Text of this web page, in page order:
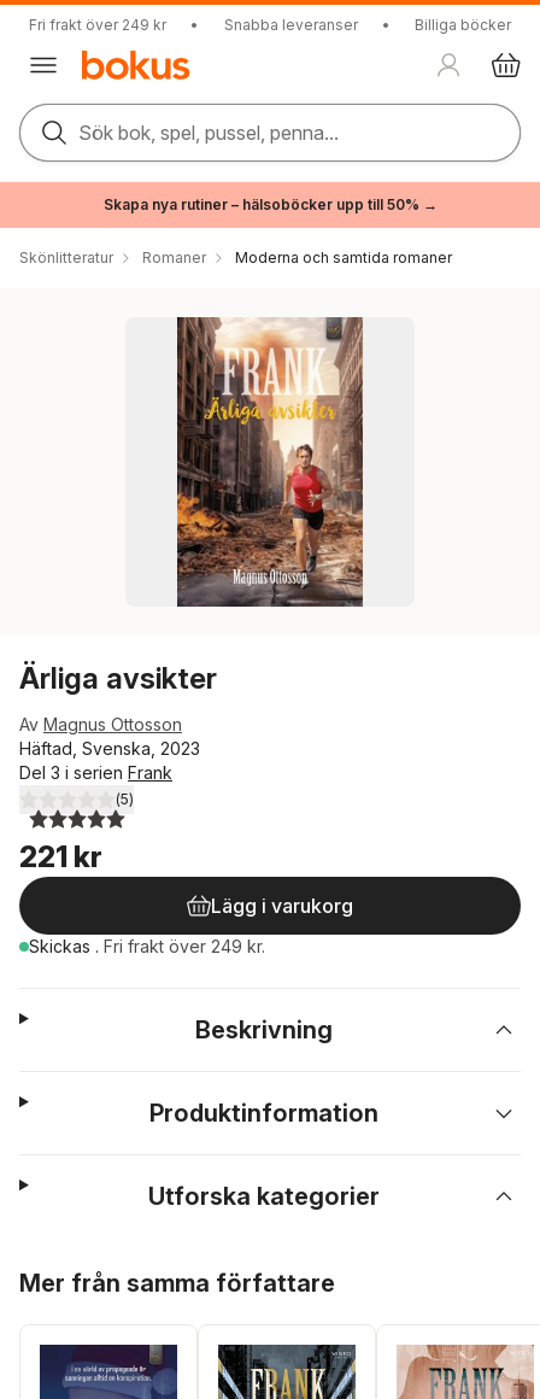
Fri frakt över 249 kr • Snabba leveranser • Billiga böcker
Sök bok, spel, pussel, penna...
Skapa nya rutiner – hälsoböcker upp till 50% →
Skönlitteratur Romaner Moderna och samtida romaner
Ärliga avsikter
Av Magnus Ottosson
Häftad, Svenska, 2023
Del 3 i serien Frank
5,0utav 5 stjärnor. Totalt antal röster:
(5)
221 kr
Lägg i varukorg
Skickas . Fri frakt över 249 kr.
Beskrivning
Produktinformation
Utforska kategorier
Mer från samma författare